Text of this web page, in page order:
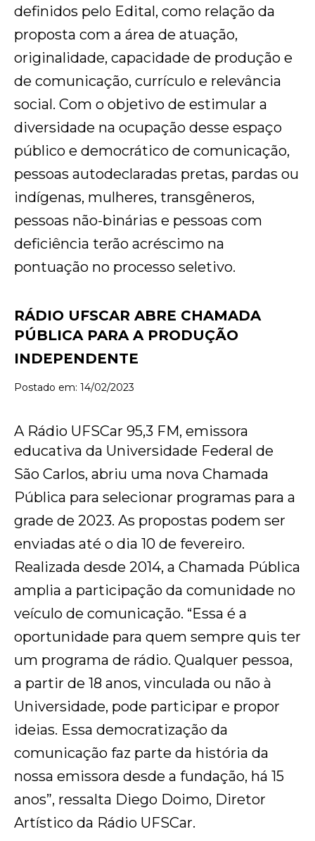
definidos pelo Edital, como relação da
proposta com a área de atuação,
originalidade, capacidade de produção e
de comunicação, currículo e relevância
social. Com o objetivo de estimular a
diversidade na ocupação desse espaço
público e democrático de comunicação,
pessoas autodeclaradas pretas, pardas ou
indígenas, mulheres, transgêneros,
pessoas não-binárias e pessoas com
deficiência terão acréscimo na
pontuação no processo seletivo.
RÁDIO UFSCAR ABRE CHAMADA
PÚBLICA PARA A PRODUÇÃO
INDEPENDENTE
Postado em: 14/02/2023
A Rádio UFSCar 95,3 FM, emissora
educativa da Universidade Federal de
São Carlos, abriu uma nova Chamada
Pública para selecionar programas para a
grade de 2023. As propostas podem ser
enviadas até o dia 10 de fevereiro.
Realizada desde 2014, a Chamada Pública
amplia a participação da comunidade no
veículo de comunicação. “Essa é a
oportunidade para quem sempre quis ter
um programa de rádio. Qualquer pessoa,
a partir de 18 anos, vinculada ou não à
Universidade, pode participar e propor
ideias. Essa democratização da
comunicação faz parte da história da
nossa emissora desde a fundação, há 15
anos”, ressalta Diego Doimo, Diretor
Artístico da Rádio UFSCar.